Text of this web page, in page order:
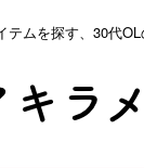
ムを探す、30代